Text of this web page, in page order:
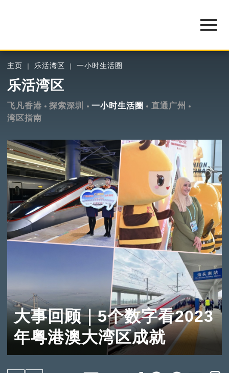
主页 乐活湾区 一小时生活圈
乐活湾区
飞凡香港 探索深圳 一小时生活圈
直通广州
湾区指南
大事回顾｜5个数字看2023
年粤港澳大湾区成就